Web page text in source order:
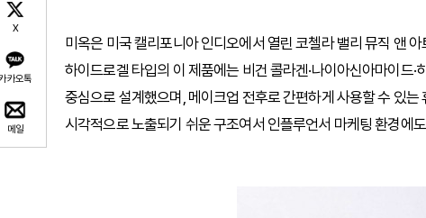
X
카오톡
메일
미옥은 미국 캘리포니아 인디오에서 열린 코첼라 밸리 뮤직 앤
하이드로겔 타입의 이 제품에는 비건 콜라겐·나이아신아마이드·
중심으로 설계했으며, 메이크업 전후로 간편하게 사용할 수 있
시각적으로 노출되기 쉬운 구조여서 인플루언서 마케팅 환경에